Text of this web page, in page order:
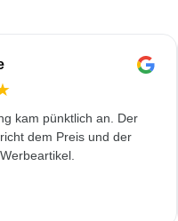
kam pünktlich an. Der
dem Preis und der